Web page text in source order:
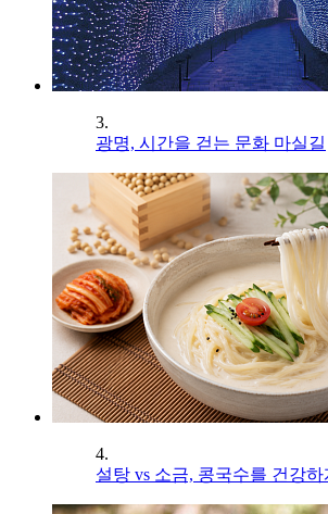
3.
광명, 시간을 걷는 문화 마실길
4.
설탕 vs 소금, 콩국수를 건강하